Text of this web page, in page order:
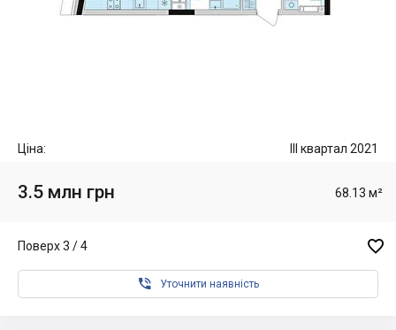
Ціна: III квартал 2021
3.5 млн грн 68.13 м²
Поверх 3 / 4 
 Уточнити наявність